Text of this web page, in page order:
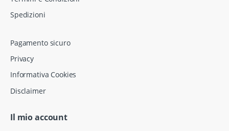
Spedizioni
Pagamento sicuro
Privacy
Informativa Cookies
Disclaimer
Il mio account